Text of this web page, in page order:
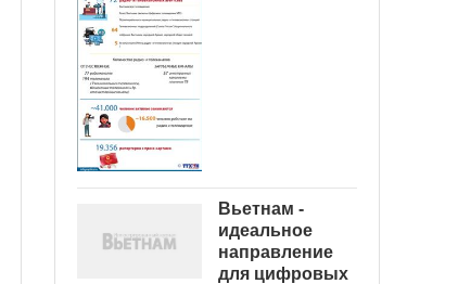
Вьетнам -
идеальное
направление
для цифровых